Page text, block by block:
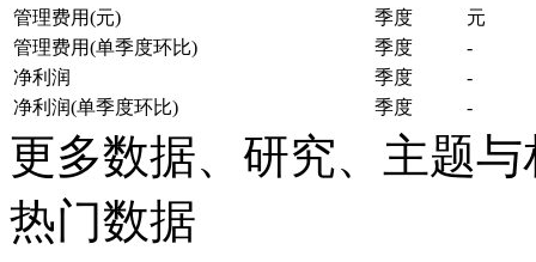
管理费用(元)
季度
元
管理费用(单季度环比)
季度
-
净利润
季度
-
净利润(单季度环比)
季度 -
更多数据、研究、主题
热门数据